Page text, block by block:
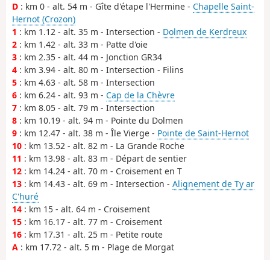
D : km 0 - alt. 54 m - Gîte d'étape l'Hermine - Chapelle Saint-
Hernot (Crozon)
1 : km 1.12 - alt. 35 m - Intersection - Dolmen de Kerdreux
2 : km 1.42 - alt. 33 m - Patte d'oie
3 : km 2.35 - alt. 44 m - Jonction GR34
4 : km 3.94 - alt. 80 m - Intersection - Filins
5 : km 4.63 - alt. 58 m - Intersection
6 : km 6.24 - alt. 93 m - Cap de la Chèvre
7 : km 8.05 - alt. 79 m - Intersection
8 : km 10.19 - alt. 94 m - Pointe du Dolmen
9 : km 12.47 - alt. 38 m - Île Vierge - Pointe de Saint-Hernot
10 : km 13.52 - alt. 82 m - La Grande Roche
11 : km 13.98 - alt. 83 m - Départ de sentier
12 : km 14.24 - alt. 70 m - Croisement en T
13 : km 14.43 - alt. 69 m - Intersection - Alignement de Ty ar
C'huré
14 : km 15 - alt. 64 m - Croisement
15 : km 16.17 - alt. 77 m - Croisement
16 : km 17.31 - alt. 25 m - Petite route
A : km 17.72 - alt. 5 m - Plage de Morgat